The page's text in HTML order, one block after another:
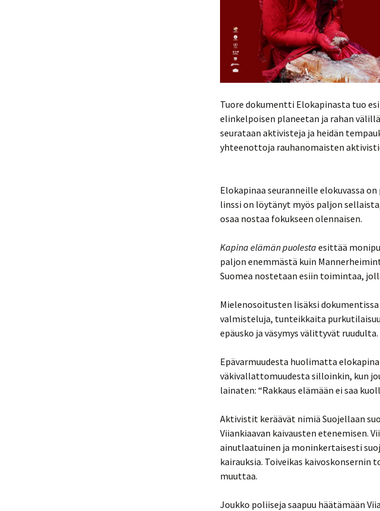
Tuore dokumentti Elokapinasta tuo
elinkelpoisen planeetan ja rahan
seurataan aktivisteja ja heidän
yhteenottoja rauhanomaisten
Elokapinaa seuranneille elokuvassa
linssi on löytänyt myös paljon
osaa nostaa fokukseen olennaisen.
Kapina elämän puolesta esittää
paljon enemmästä kuin
Suomea nostetaan esiin toimintaa,
Mielenosoitusten lisäksi
valmisteluja, tunteikkaita
epäusko ja väsymys välittyvät
Epävarmuudesta huolimatta
väkivallattomuudesta silloinkin, kun
lainaten: “Rakkaus elämään ei saa
Aktivistit keräävät nimiä Suojellaan
Viiankiaavan kaivausten etenemisen.
ainutlaatuinen ja moninkertaisesti
kairauksia. Toiveikas
muuttaa.
Joukko poliiseja saapuu häätämään